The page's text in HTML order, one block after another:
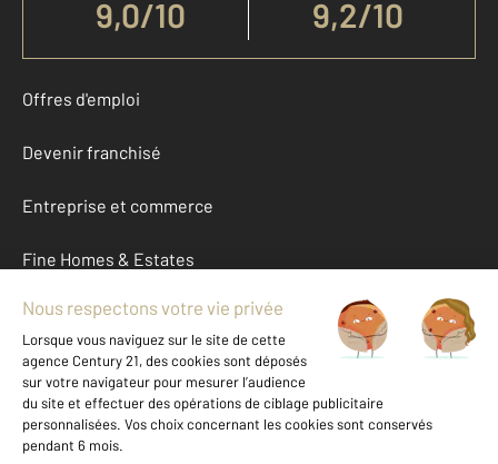
9,0/10 9,2/10
Offres d'emploi
Devenir franchisé
Entreprise et commerce
Fine Homes & Estates
À propos
International
Nous contacter